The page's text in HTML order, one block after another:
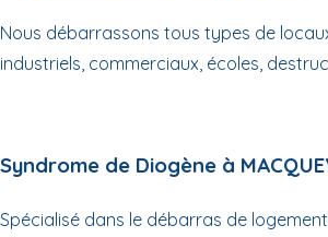
Nous débarrassons tous types de
industriels, commerciaux, écoles,
Syndrome de Diogène à
Spécialisé dans le débarras de